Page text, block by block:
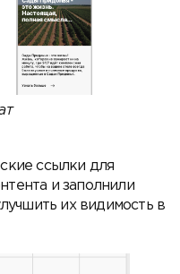
ссылки для
и заполнили
их видимость в